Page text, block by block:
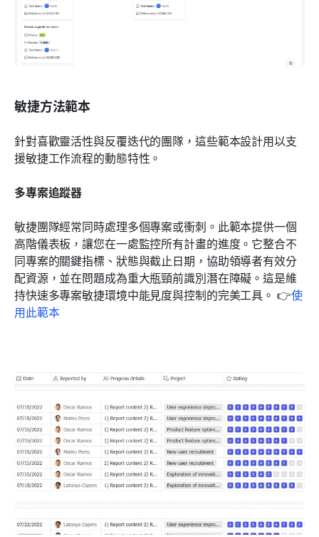
敏捷方法範本
針對喜歡靈活性與反覆迭代的團隊，這些範本設計用以支
援敏捷工作流程的動態特性。
多專案追蹤器
敏捷團隊經常同時處理多個專案或衝刺。此範本提供一個
高階儀表板，讓您在一處監控所有計畫的進度。它整合不
同專案的關鍵指標、狀態與截止日期，協助領導者有效分
配資源，並在問題成為重大瓶頸前識別潛在障礙。這是維
持快速多專案敏捷環境中能見度與控制的完美工具。 👉使
用此範本